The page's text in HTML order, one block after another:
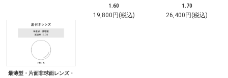
1.60
19,800円(税込)
1.70
26,400円(税込)
最薄型・片面非球面レンズ・